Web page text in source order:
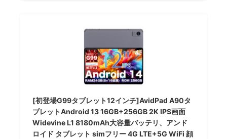
[初登場G99タブレット12インチ]AvidPad A90タ
ブレットAndroid 13 16GB+256GB 2K IPS画面
Widevine L1 8180mAh大容量バッテリ、アンド
ロイド タブレット simフリー 4G LTE+5G WiFi 顔